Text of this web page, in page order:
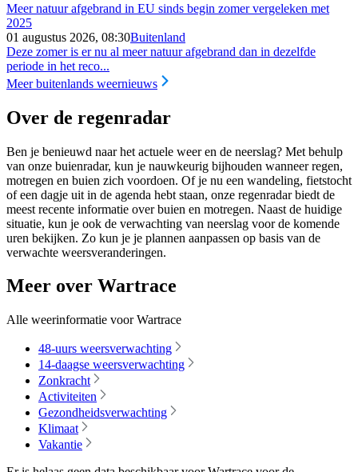
Meer natuur afgebrand in EU sinds begin zomer vergeleken met
2025
01 augustus 2026, 08:30Buitenland
Deze zomer is er nu al meer natuur afgebrand dan in dezelfde
periode in het reco...
Meer buitenlands weernieuws
Over de regenradar
Ben je benieuwd naar het actuele weer en de neerslag? Met behulp
van onze buienradar, kun je nauwkeurig bijhouden wanneer regen,
motregen en buien zich voordoen. Of je nu een wandeling, fietstocht
of een dagje uit in de agenda hebt staan, onze regenradar biedt de
meest recente informatie over buien en motregen. Naast de huidige
situatie, kun je ook de verwachting van neerslag voor de komende
uren bekijken. Zo kun je je plannen aanpassen op basis van de
verwachte weersveranderingen.
Meer over Wartrace
Alle weerinformatie voor Wartrace
48-uurs weersverwachting
14-daagse weersverwachting
Zonkracht
Activiteiten
Gezondheidsverwachting
Klimaat
Vakantie